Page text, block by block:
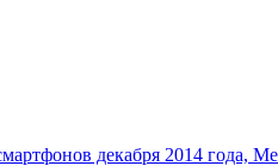
декабря 2014 года,